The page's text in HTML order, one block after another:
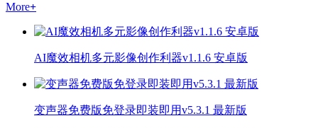
More+
AI魔效相机多元影像创作利器v1.1.6 安卓版
变声器免费版免登录即装即用v5.3.1 最新版